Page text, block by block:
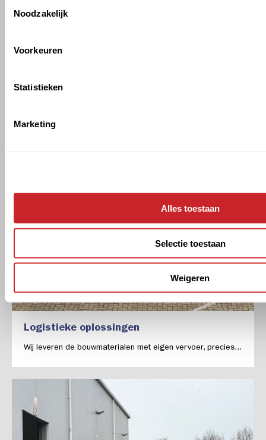
Noodzakelijk
Voorkeuren
Statistieken
Marketing
Alles toestaan
Selectie toestaan
Weigeren
MEER KENNIS & KRACHT
Logistieke oplossingen
Wij leveren de bouwmaterialen met eigen vervoer, precies...